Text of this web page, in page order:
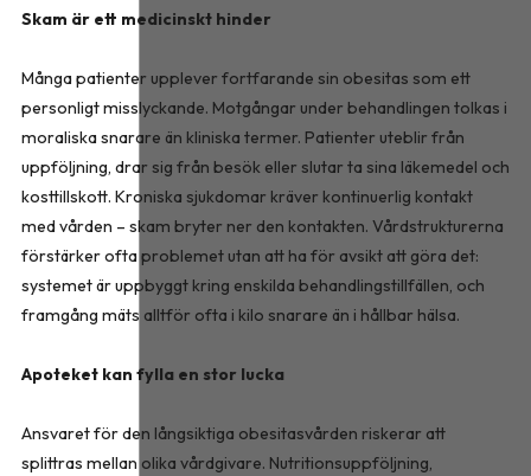
Skam är ett medicinskt hinder
Många patienter upplever fortfarande sin obesitas som ett
personligt misslyckande. Motgångar under behandlingen tolkas i
moraliska snarare än kliniska termer. Patienter uteblir från
uppföljning, drar sig från besök eller slutar ta sina läkemedel och
kosttillskott. Kroniska sjukdomar kräver kontinuerlig kontakt
med vården – skam bryter ner den kontakten. Vårdstrukturerna
förstärker ofta problemet utan att ha för avsikt att göra det:
systemet är uppbyggt kring enskilda behandlingstillfällen, och
framgång mäts alltför ofta i kilo snarare än i hållbar hälsa.
Apoteket kan fylla en stor lucka
Ansvaret för den långsiktiga obesitasvården riskerar att
splittras mellan olika vårdgivare. Nutritionsuppföljning,